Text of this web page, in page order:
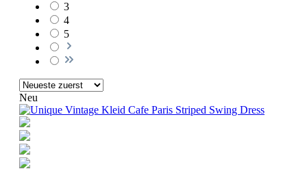
3
4
5
Neu